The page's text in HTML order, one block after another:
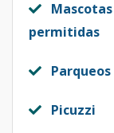
Mascotas
permitidas
Picuzzi